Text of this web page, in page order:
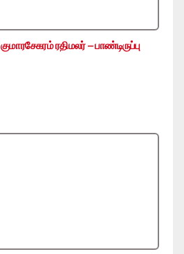
ரதிமலர் – பாண்டிருப்பு